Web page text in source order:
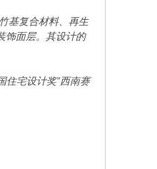
基复合材料、再生
饰面层。其设计的
住宅设计奖”西南赛